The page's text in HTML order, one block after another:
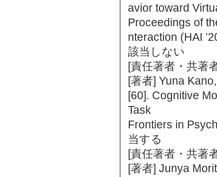
avior toward
Proceedings of
nteraction (HAI
該当しない
[責任著者・共著
[著者] Yuna
[60]. Cognitive
Task
Frontiers in
当する
[責任著者・共著
[著者] Junya